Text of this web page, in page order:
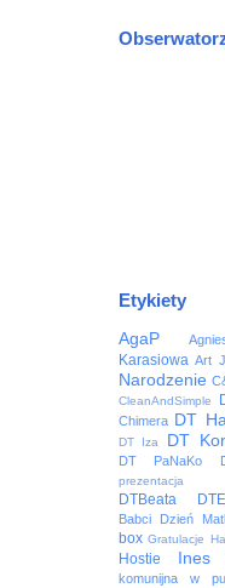
Etykiety
AgaP
Karasiowa Art
Narodzenie
CleanAndSimple
Chimera DT
DT Iza DT
DT PaNaKo
prezentacja
DTBeata
Babci
Dzień
box Gratulacje
Hostie Ines
komunijna w